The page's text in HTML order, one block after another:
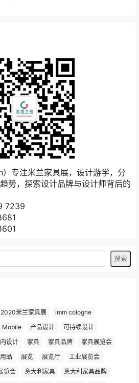
专注米兰家具展，设计游学，分
势，探索设计品牌与设计师背后的
7239
2020米兰家具展
imm cologne
Mobile 产品设计
可持续设计
设计 家具 家具品牌
家具展览会
品 展览 展览厅
工业展览会
览会 意大利家具
意大利家具品牌